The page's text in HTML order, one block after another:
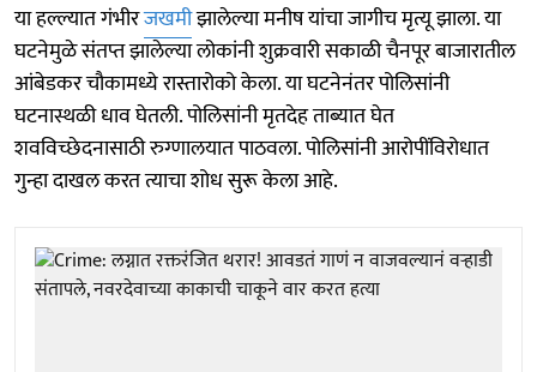
या हल्ल्यात गंभीरजखमीझालेल्या मनीष यांचा जागीच मृत्यू झाला. या
घटनेमुळे संतप्त झालेल्या लोकांनी शुक्रवारी सकाळी चैनपूर बाजारातील
आंबेडकर चौकामध्ये रास्तारोको केला. या घटनेनंतर पोलिसांनी
घटनास्थळी धाव घेतली. पोलिसांनी मृतदेह ताब्यात घेत
शवविच्छेदनासाठी रुग्णालयात पाठवला. पोलिसांनी आरोपींविरोधात
गुन्हा दाखल करत त्याचा शोध सुरू केला आहे.